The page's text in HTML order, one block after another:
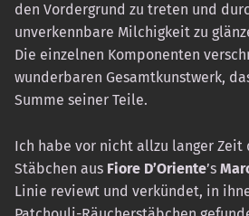
den Vordergrund zu treten und
unverkennbare Milchigkeit zu
Die einzelnen Komponenten
wunderbaren Gesamtkunstwerk,
Summe seiner Teile.
Ich habe vor nicht allzu langer Zeit
Stäbchen aus Fiore D’Oriente’s
Linie reviewt und verkündet, in